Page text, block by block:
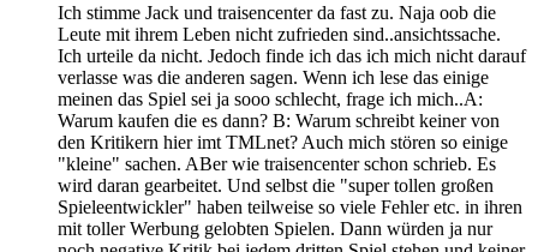
Ich stimme Jack und traisencenter da fast zu. Naja oob die
Leute mit ihrem Leben nicht zufrieden sind..ansichtssache.
Ich urteile da nicht. Jedoch finde ich das ich mich nicht darauf
verlasse was die anderen sagen. Wenn ich lese das einige
meinen das Spiel sei ja sooo schlecht, frage ich mich..A:
Warum kaufen die es dann? B: Warum schreibt keiner von
den Kritikern hier imt TMLnet? Auch mich stören so einige
"kleine" sachen. ABer wie traisencenter schon schrieb. Es
wird daran gearbeitet. Und selbst die "super tollen großen
Spieleentwickler" haben teilweise so viele Fehler etc. in ihren
mit toller Werbung gelobten Spielen. Dann würden ja nur